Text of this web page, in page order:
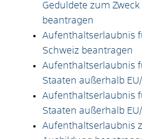
Geduldete zum
beantragen
Aufenthaltserlaubnis
Schweiz beantragen
Aufenthaltserlaubnis
Staaten außerhalb
Aufenthaltserlaubnis
Staaten außerhalb
Aufenthaltserlaubnis